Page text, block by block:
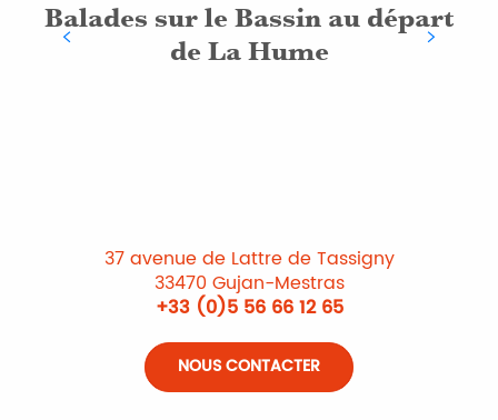
Balades sur le Bassin au départ
de La Hume
37 avenue de Lattre de Tassigny
33470 Gujan-Mestras
+33 (0)5 56 66 12 65
NOUS CONTACTER